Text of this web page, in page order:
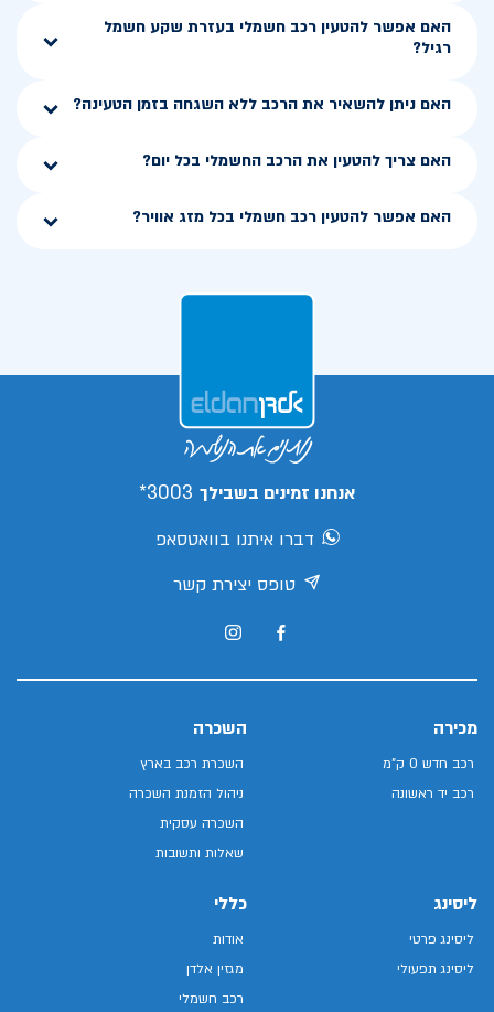
האם אפשר להטעין רכב חשמלי בעזרת שקע חשמל
רגיל?
האם ניתן להשאיר את הרכב ללא השגחה בזמן הטעינה?
האם צריך להטעין את הרכב החשמלי בכל יום?
האם אפשר להטעין רכב חשמלי בכל מזג אוויר?
אנחנו זמינים בשבילך 3003*
דברו איתנו בוואטסאפ
טופס יצירת קשר
מכירה
רכב חדש 0 ק"מ
רכב יד ראשונה
השכרה
השכרת רכב בארץ
ניהול הזמנת השכרה
השכרה עסקית
שאלות ותשובות
ליסינג
ליסינג פרטי
ליסינג תפעולי
כללי
אודות
מגזין אלדן
רכב חשמלי